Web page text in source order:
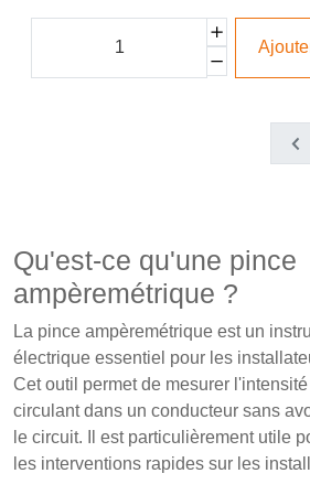
Qu'est-ce qu'une pince
ampèremétrique ?
La pince ampèremétrique est un
électrique essentiel pour les
Cet outil permet de mesurer
circulant dans un conducteur sans
le circuit. Il est particulièrement utile
les interventions rapides sur les